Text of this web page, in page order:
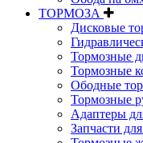
ТОРМОЗА
Дисковые
Тормозные
Тормозные
Ободные
Тормозные
Адаптеры
Запчасти